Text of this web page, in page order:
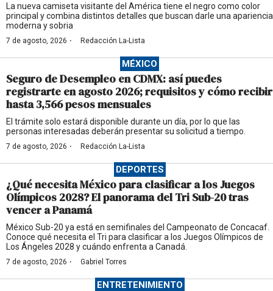
La nueva camiseta visitante del América tiene el negro como color
principal y combina distintos detalles que buscan darle una apariencia
moderna y sobria
7 de agosto, 2026 · Redacción La-Lista
MÉXICO
Seguro de Desempleo en CDMX: así puedes
registrarte en agosto 2026; requisitos y cómo recibir
hasta 3,566 pesos mensuales
El trámite solo estará disponible durante un día, por lo que las
personas interesadas deberán presentar su solicitud a tiempo.
7 de agosto, 2026 · Redacción La-Lista
DEPORTES
¿Qué necesita México para clasificar a los Juegos
Olímpicos 2028? El panorama del Tri Sub-20 tras
vencer a Panamá
México Sub-20 ya está en semifinales del Campeonato de Concacaf.
Conoce qué necesita el Tri para clasificar a los Juegos Olímpicos de
Los Ángeles 2028 y cuándo enfrenta a Canadá.
7 de agosto, 2026 · Gabriel Torres
ENTRETENIMIENTO